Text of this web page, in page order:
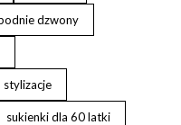
dzwony
stylizacje
sukienki dla 60 latki